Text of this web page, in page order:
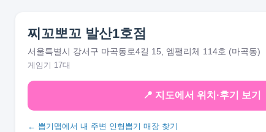
찌꼬뽀꼬 발산1호점
서울특별시 강서구 마곡동로4길 15, 엠팰리체 114호 (마곡동)
게임기 17대
📍 지도에서 위치·후기 보기
← 뽑기맵에서 내 주변 인형뽑기 매장 찾기